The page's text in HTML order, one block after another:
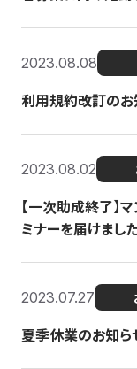
2023.08.08
利用規約改訂のお
2023.08.02
【一次助成終了】
ミナーを届けまし
2023.07.27
夏季休業のお知ら